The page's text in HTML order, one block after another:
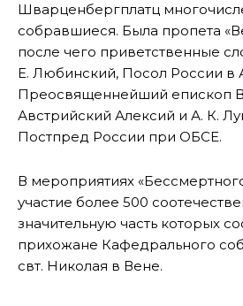
Шварценбергплатц
собравшиеся. Была пропета
после чего приветственные
Е. Любинский, Посол России в
Преосвященнейший епископ
Австрийский Алексий и А. К.
Постпред России при ОБСЕ.
В мероприятиях
участие более 500
значительную часть которых
прихожане Кафедрального
свт. Николая в Вене.